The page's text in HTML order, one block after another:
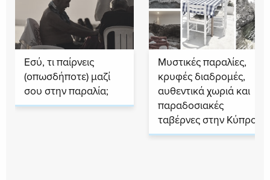
Εσύ, τι παίρνεις
(οπωσδήποτε) μαζί
σου στην παραλία;
Μυστικές παραλίες,
κρυφές διαδρομές,
αυθεντικά χωριά και
παραδοσιακές
ταβέρνες στην Κύπρο